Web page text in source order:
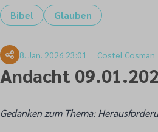
Bibel Glauben
8. Jan. 2026 23:01 Costel Cosman
Andacht
Gedanken zum Thema: